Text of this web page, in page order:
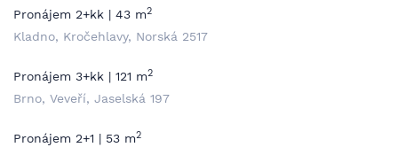
Pronájem 2+kk | 43 m2
Kladno, Kročehlavy, Norská 2517
Pronájem 3+kk | 121 m2
Brno, Veveří, Jaselská 197
Pronájem 2+1 | 53 m2